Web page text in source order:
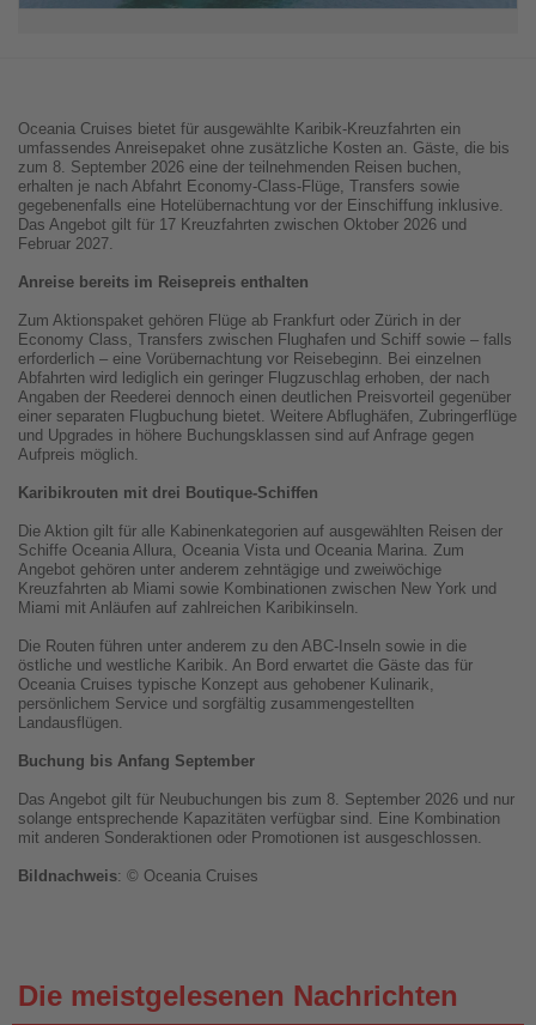
Oceania Cruises bietet für ausgewählte Karibik-Kreuzfahrten ein
umfassendes Anreisepaket ohne zusätzliche Kosten an. Gäste, die bis
zum 8. September 2026 eine der teilnehmenden Reisen buchen,
erhalten je nach Abfahrt Economy-Class-Flüge, Transfers sowie
gegebenenfalls eine Hotelübernachtung vor der Einschiffung inklusive.
Das Angebot gilt für 17 Kreuzfahrten zwischen Oktober 2026 und
Februar 2027.
Anreise bereits im Reisepreis enthalten
Zum Aktionspaket gehören Flüge ab Frankfurt oder Zürich in der
Economy Class, Transfers zwischen Flughafen und Schiff sowie – falls
erforderlich – eine Vorübernachtung vor Reisebeginn. Bei einzelnen
Abfahrten wird lediglich ein geringer Flugzuschlag erhoben, der nach
Angaben der Reederei dennoch einen deutlichen Preisvorteil gegenüber
einer separaten Flugbuchung bietet. Weitere Abflughäfen, Zubringerflüge
und Upgrades in höhere Buchungsklassen sind auf Anfrage gegen
Aufpreis möglich.
Karibikrouten mit drei Boutique-Schiffen
Die Aktion gilt für alle Kabinenkategorien auf ausgewählten Reisen der
Schiffe Oceania Allura, Oceania Vista und Oceania Marina. Zum
Angebot gehören unter anderem zehntägige und zweiwöchige
Kreuzfahrten ab Miami sowie Kombinationen zwischen New York und
Miami mit Anläufen auf zahlreichen Karibikinseln.
Die Routen führen unter anderem zu den ABC-Inseln sowie in die
östliche und westliche Karibik. An Bord erwartet die Gäste das für
Oceania Cruises typische Konzept aus gehobener Kulinarik,
persönlichem Service und sorgfältig zusammengestellten
Landausflügen.
Buchung bis Anfang September
Das Angebot gilt für Neubuchungen bis zum 8. September 2026 und nur
solange entsprechende Kapazitäten verfügbar sind. Eine Kombination
mit anderen Sonderaktionen oder Promotionen ist ausgeschlossen.
Bildnachweis: © Oceania Cruises
Die meistgelesenen Nachrichten